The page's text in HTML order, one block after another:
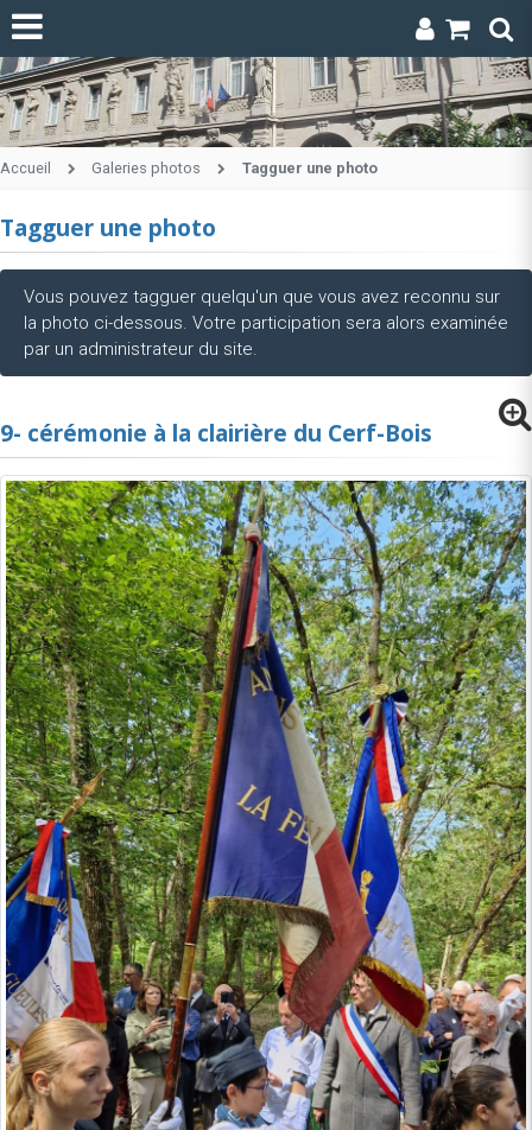
Accueil Galeries photos Tagguer une photo
Tagguer une photo
Vous pouvez tagguer quelqu'un que vous avez reconnu sur
la photo ci-dessous. Votre participation sera alors examinée
par un administrateur du site.
9- cérémonie à la clairière du Cerf-Bois